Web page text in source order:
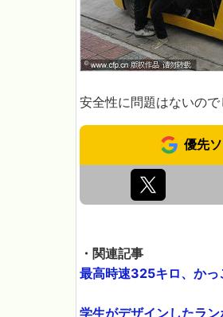
安全性に問題はないので
優先
・関連記事
最高時速325キロ、かっ
学生がデザインしたラ